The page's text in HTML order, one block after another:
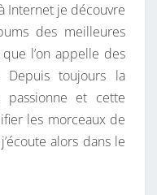
Internet je découvre
des meilleures
l’on appelle des
Depuis toujours la
et cette
les morceaux de
alors dans le